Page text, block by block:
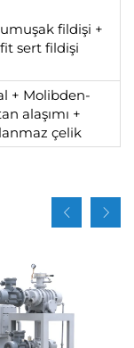
fildişi +
sert fildişi
+ Molibden-
alaşımı +
çelik